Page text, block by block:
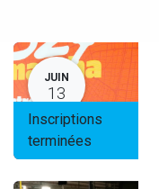
JUIN
13
Inscriptions
terminées